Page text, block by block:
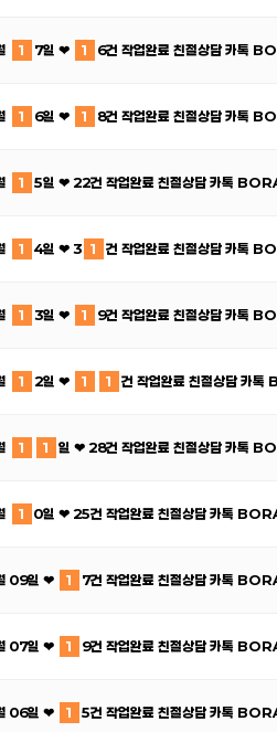
1 7일 ❤ 1 6건 작업완료 친절상담 카톡
1 6일 ❤ 1 8건 작업완료 친절상담 카톡
1 5일 ❤ 22건 작업완료 친절상담 카톡
1 4일 ❤ 3 1 건 작업완료 친절상담 카톡
1 3일 ❤ 1 9건 작업완료 친절상담 카톡
1 2일 ❤ 1 1 건 작업완료 친절상담 카
1 1 일 ❤ 28건 작업완료 친절상담 카톡
1 0일 ❤ 25건 작업완료 친절상담 카톡
09일 ❤ 1 7건 작업완료 친절상담 카톡
07일 ❤ 1 9건 작업완료 친절상담 카톡
06일 ❤ 1 5건 작업완료 친절상담 카톡